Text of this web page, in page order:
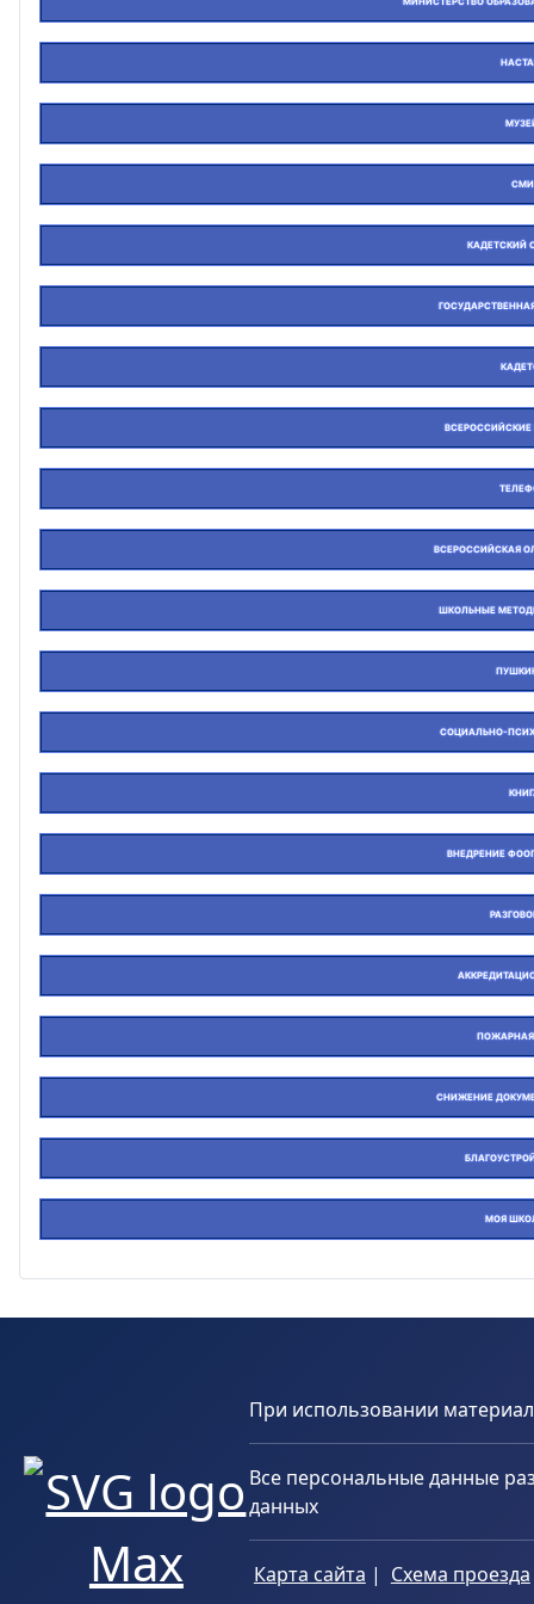
МИНИСТЕРСТВО
СМИ
КАДЕТСКИЙ
ВСЕРОССИЙСКИЕ
ВСЕРОССИЙСКАЯ
ШКОЛЬНЫЕ
СОЦИАЛЬНО-
ВНЕДРЕНИЕ
ПОЖАРНАЯ
СНИЖЕНИЕ
МОЯ
При использовании
Все персональные данные
данных
Карта сайта | Схема проезда